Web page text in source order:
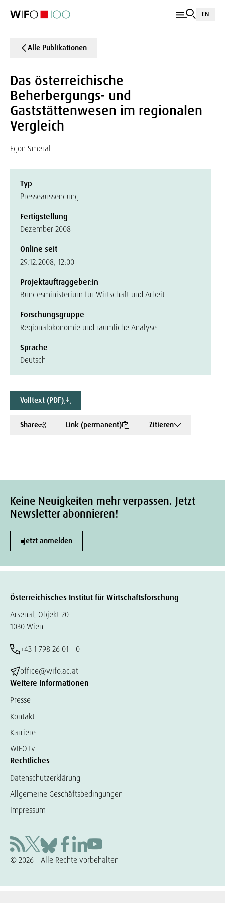
EN
Alle Publikationen
Das österreichische
Beherbergungs- und
Gaststättenwesen im regionalen
Vergleich
Egon Smeral
Typ
Presseaussendung
Fertigstellung
Dezember 2008
Online seit
29.12.2008, 12:00
Projektauftraggeber:in
Bundesministerium für Wirtschaft und Arbeit
Forschungsgruppe
Regionalökonomie und räumliche Analyse
Sprache
Deutsch
Volltext (PDF)
Share Link (permanent) Zitieren
Keine Neuigkeiten mehr verpassen. Jetzt
Newsletter abonnieren!
Jetzt anmelden
Österreichisches Institut für Wirtschaftsforschung
Arsenal, Objekt 20
1030 Wien
+43 1 798 26 01 – 0
office@wifo.ac.at
Weitere Informationen
Presse
Kontakt
Karriere
WIFO.tv
Rechtliches
Datenschutzerklärung
Allgemeine Geschäftsbedingungen
Impressum
© 2026 – Alle Rechte vorbehalten